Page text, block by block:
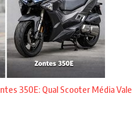
350E: Qual Scooter Média Vale